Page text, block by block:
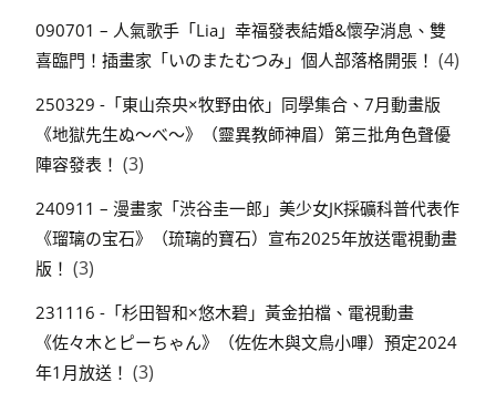
090701 – 人氣歌手「Lia」幸福發表結婚&懷孕消息、雙
喜臨門！插畫家「いのまたむつみ」個人部落格開張！ (4)
250329 -「東山奈央×牧野由依」同學集合、7月動畫版
《地獄先生ぬ～べ～》（靈異教師神眉）第三批角色聲優
陣容發表！ (3)
240911 – 漫畫家「渋谷圭一郎」美少女JK採礦科普代表作
《瑠璃の宝石》（琉璃的寶石）宣布2025年放送電視動畫
版！ (3)
231116 -「杉田智和×悠木碧」黃金拍檔、電視動畫
《佐々木とピーちゃん》（佐佐木與文鳥小嗶）預定2024
年1月放送！ (3)